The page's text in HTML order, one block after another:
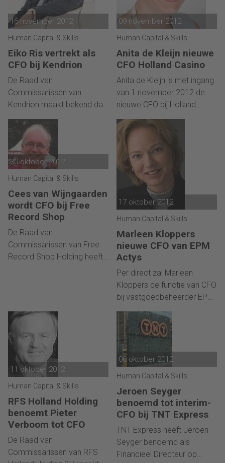
starten. Hij blijft in functie tot
een geschikte opvolger is
gevonden.
16 november 2012
Human Capital & Skills
Eiko Ris vertrekt als
CFO bij Kendrion
De Raad van
Commissarissen van
Kendrion maakt bekend dat
te kennen heeft gegeven zijn
carrière elders voort te
zetten. Eiko Ris wordt CFO
bij Hertel Holding B.V. waar
hij uiterlijk 1 maart 2013 zal
starten. Hij blijft in functie tot
een geschikte opvolger is
gevonden.
09 november 2012
Human Capital & Skills
Anita de Kleijn nieuwe
CFO Holland Casino
Anita de Kleijn is met ingang
van 1 november 2012 de
nieuwe CFO bij Holland
afkomstig van Deutsche
Bank, waar zij als Chief
Operating Officer
verantwoordelijk was voor
commercial banking in
Nederland. Ze volgt Willem
Kooijman op, die met
30 oktober 2012
Human Capital & Skills
Cees van Wijngaarden
wordt CFO bij Free
Record Shop
De Raad van
Commissarissen van Free
Record Shop Holding heeft
Herman Hovestad treedt
toe als CEO binnen de Raad
van Bestuur en Cees van
Wijngaarden RA wordt de
CFO.
17 oktober 2012
Human Capital & Skills
Marleen Kloppers
nieuwe CFO van EPM
Actys
Per direct zal Marleen
Kloppers de functie van CFO
bij vastgoedbeheerder EPM
volgt hierin Dirk Herborn op
(EPM Assetis GmbH).
Marleen Kloppers is
bedrijfseconoom en
registeraccountant. Zij
begon haar loopbaan in de
accountancy en werkt
inmiddels vijftien jaar in
(vooral financiële)
management functies.
11 oktober 2012
Human Capital & Skills
RFS Holland Holding
benoemt Pieter
Verboom tot CFO
De Raad van
Commissarissen van RFS
08 oktober 2012
Human Capital & Skills
Jeroen Seyger
benoemd tot interim-
CFO bij TNT Express
TNT Express heeft Jeroen
Seyger benoemd als
Financieel Directeur op